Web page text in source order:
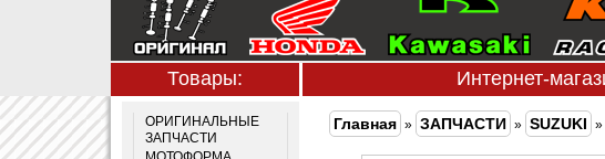
Товары: Интернет-
ОРИГИНАЛЬНЫЕ
ЗАПЧАСТИ
Главная » ЗАПЧАСТИ » SUZUKI »